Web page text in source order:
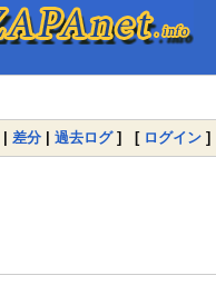
| 差分 | 過去ログ] [ ログイン ]